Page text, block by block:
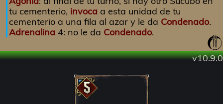
tu cementerio, invoca a esta unidad de tu
cementerio a una fila al azar y le da Condenado.
Adrenalina 4: no le da Condenado.
v10.9.0